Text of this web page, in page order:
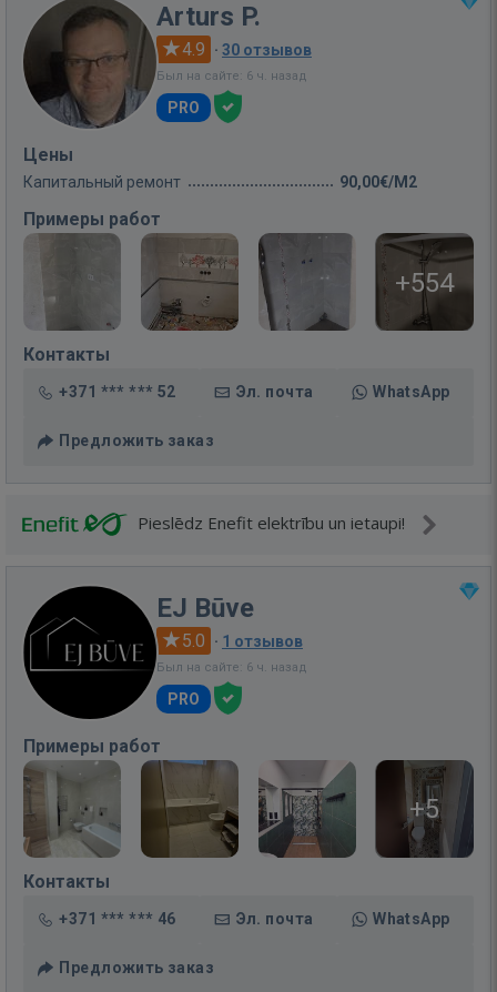
Arturs P.
4.9 · 30 отзывов
Был на сайте: 6 ч. назад
PRO
Цены
Капитальный ремонт 90,00€/M2
Примеры работ
+554
Контакты
+371 *** *** 52 Эл. почта WhatsApp
Предложить заказ
Pieslēdz Enefit elektrību un ietaupi!
EJ Būve
5.0 · 1 отзывов
Был на сайте: 6 ч. назад
PRO
Примеры работ
+5
Контакты
+371 *** *** 46 Эл. почта WhatsApp
Предложить заказ